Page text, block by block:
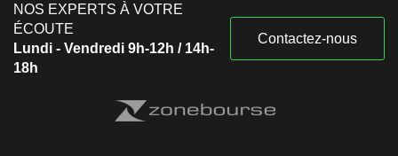
NOS EXPERTS À VOTRE
ÉCOUTE
Lundi - Vendredi 9h-12h / 14h-
18h
Contactez-nous